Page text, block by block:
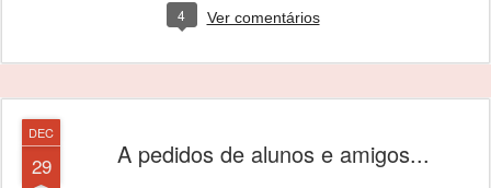
4 Ver comentários
DEC
29 A pedidos de alunos e amigos...